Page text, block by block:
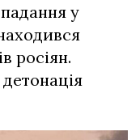
у
росіян.